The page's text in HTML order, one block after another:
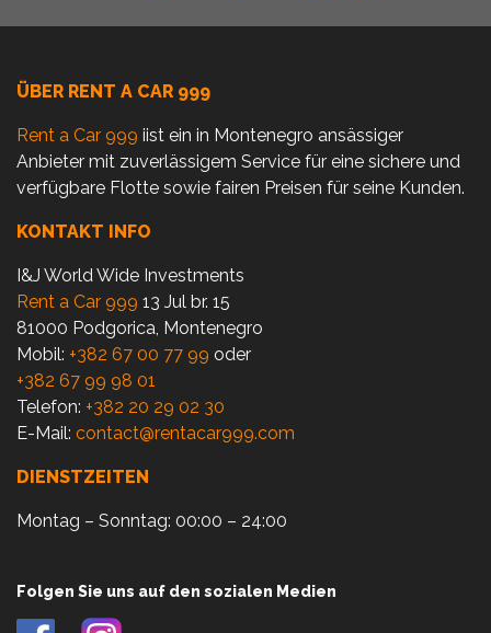
ÜBER RENT A CAR 999
Rent a Car 999 iist ein in Montenegro ansässiger
Anbieter mit zuverlässigem Service für eine sichere und
verfügbare Flotte sowie fairen Preisen für seine Kunden.
KONTAKT INFO
I&J World Wide Investments
Rent a Car 999 13 Jul br. 15
81000 Podgorica, Montenegro
Mobil: +382 67 00 77 99 oder
+382 67 99 98 01
Telefon: +382 20 29 02 30
E-Mail: contact@rentacar999.com
DIENSTZEITEN
Montag – Sonntag: 00:00 – 24:00
Folgen Sie uns auf den sozialen Medien